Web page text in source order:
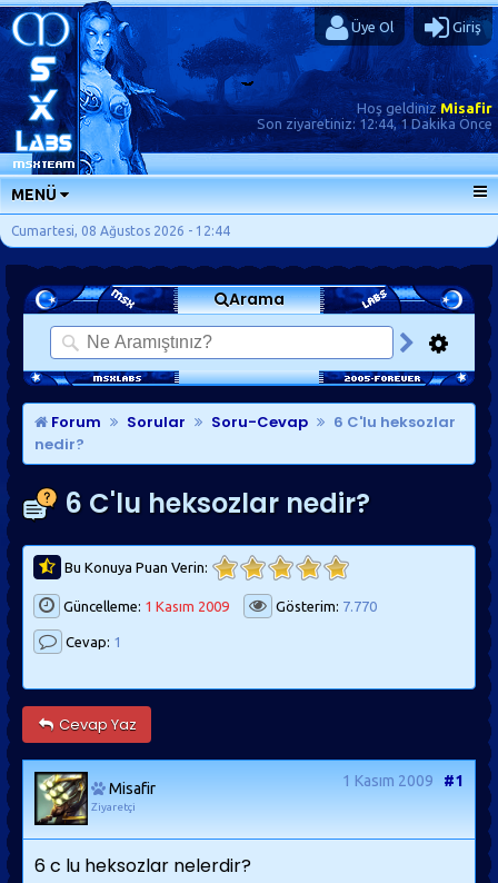
Üye Ol Giriş
Hoş geldinizMisafir
Son ziyaretiniz: 12:44, 1 Dakika Önce
MENÜ
ANA SAYFA
FORUMLAR
SORU-CEVAP
GÜNLÜKLER
SON MESAJLAR
KISAYOLLAR
Cumartesi, 08 Ağustos 2026 - 12:44
Arama
Forum Sorular Soru-Cevap
6 C'lu heksozlar
nedir?
6 C'lu heksozlar nedir?
Bu Konuya Puan Verin:
Güncelleme: 1 Kasım 2009 Gösterim: 7.770
Cevap: 1
Cevap Yaz
Misafir
Ziyaretçi
1 Kasım 2009 #1
6 c lu heksozlar nelerdir?